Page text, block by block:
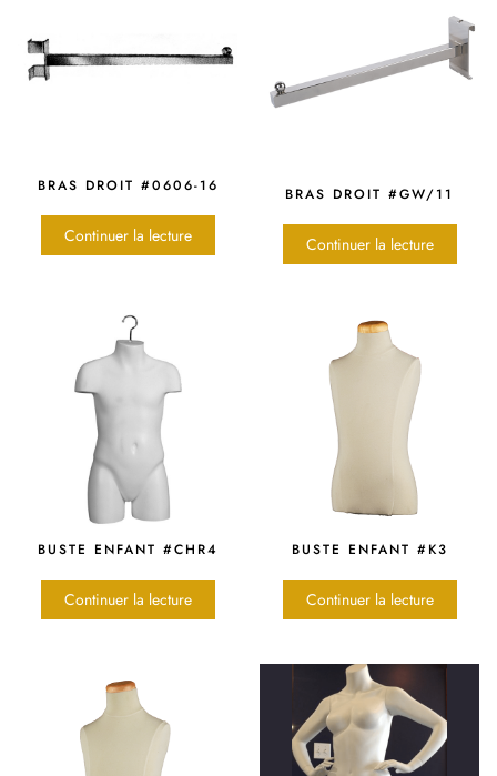
BRAS DROIT #0606-16
Continuer la lecture
BRAS DROIT #GW/11
Continuer la lecture
BUSTE ENFANT #CHR4
Continuer la lecture
BUSTE ENFANT #K3
Continuer la lecture